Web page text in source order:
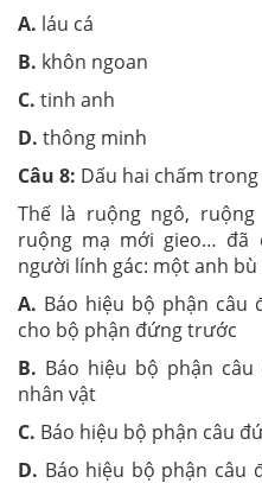
A. láu cá
B. khôn ngoan
C. tinh anh
D. thông minh
Câu 8: Dấu hai chấm
Thế là ruộng ngô,
ruộng mạ mới gieo… đã
người lính gác: một anh bù
A. Báo hiệu bộ phận câu
cho bộ phận đứng trước
B. Báo hiệu bộ phận
nhân vật
C. Báo hiệu bộ phận câu
D. Báo hiệu bộ phận câu